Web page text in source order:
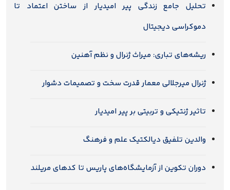
تحلیل جامع زندگی پیر امیدیار از ساختن اعتماد تا
دموکراسی دیجیتال
ریشه‌های تباری: میراث ژنرال و نظم آهنین
ژنرال میرجلالی معمار قدرت سخت و تصمیمات دشوار
تاثیر ژنتیکی و تربیتی بر پیر امیدیار
والدین تلفیق دیالکتیک علم و فرهنگ
دوران تکوین از آزمایشگاه‌های پاریس تا کدهای مریلند